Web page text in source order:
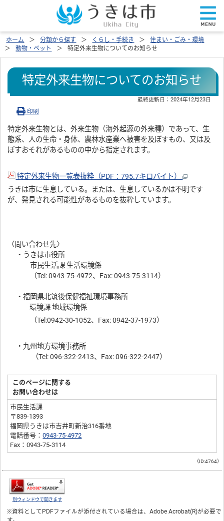
ホーム 分類から探す くらし・手続き
住まい・ごみ・環境
動物・ペット
特定外来生物についてのお知らせ
特定外来生物についてのお知らせ
最終更新日：2024年12月23日
印刷
特定外来生物とは、外来生物（海外起源の外来種）であって、生
態系、人の生命・身体、農林水産業へ被害を及ぼすもの、又は及
ぼすおそれがあるものの中から指定されます。
特定外来生物一覧表抜粋（PDF：795.7キロバイト）
うきは市に生息している。または、生息しているかは不明です
が、発見される可能性があるものを抜粋しています。
〈問い合わせ先〉
・うきは市役所
市民生活課 生活環境係
（Tel: 0943-75-4972、Fax: 0943-75-3114）
・福岡県北筑後保健福祉環境事務所
環境課 地域環境係
（Tel:0942-30-1052、Fax: 0942-37-1973）
・九州地方環境事務所
（Tel: 096-322-2413、Fax: 096-322-2447）
このページに関する
お問い合わせは
市民生活課
〒839-1393
福岡県うきは市吉井町新治316番地
電話番号：0943-75-4972
Fax：0943-75-3114
（ID:4764）
別ウィンドウで開きます
※資料としてPDFファイルが添付されている場合は、Adobe Acrobat(R)が必要で